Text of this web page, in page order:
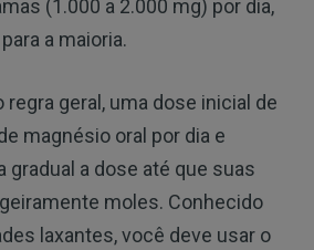
(1.000 a 2.000 mg) por dia,
a maioria.
geral, uma dose inicial de
magnésio oral por dia e
gradual a dose até que suas
moles. Conhecido
laxantes, você deve usar o